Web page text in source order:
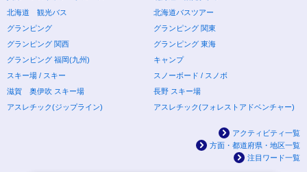
北海道 観光バス
北海道バスツアー
グランピング
グランピング 関東
グランピング 関西
グランピング 東海
グランピング 福岡(九州)
キャンプ
スキー場 / スキー
スノーボード / スノボ
滋賀 奥伊吹 スキー場
長野 スキー場
アスレチック(ジップライン)
アスレチック(フォレストアドベンチャー)
アクティビティ一覧
方面・都道府県・地区一覧
注目ワード一覧